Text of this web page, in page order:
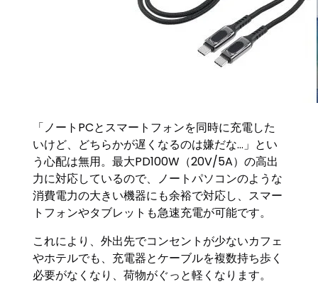
「ノートPCとスマートフォンを同時に充電した
いけど、どちらかが遅くなるのは嫌だな…」とい
う心配は無用。最大PD100W（20V/5A）の高出
力に対応しているので、ノートパソコンのような
消費電力の大きい機器にも余裕で対応し、スマー
トフォンやタブレットも急速充電が可能です。
これにより、外出先でコンセントが少ないカフェ
やホテルでも、充電器とケーブルを複数持ち歩く
必要がなくなり、荷物がぐっと軽くなります。